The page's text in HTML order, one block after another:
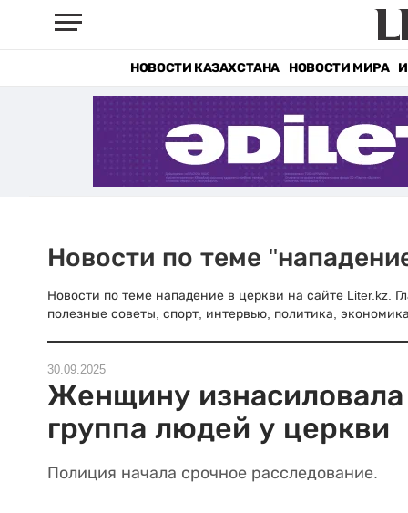
НОВОСТИ КАЗАХСТАНА НОВОСТИ МИРА
Новости по теме
Новости по теме нападение в церкви на сайте Liter.kz.
полезные советы, спорт, интервью, политика,
30.09.2025
Женщину изнасиловала
группа людей у церкви
Полиция начала срочное расследование.